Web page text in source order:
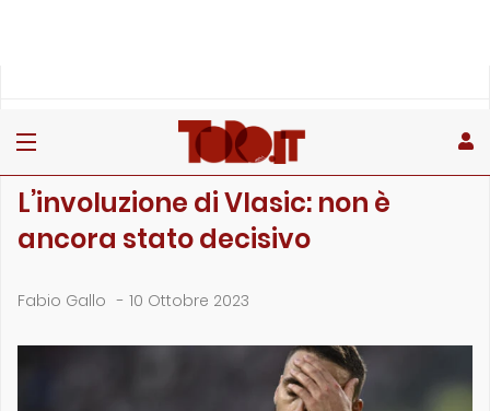
L’involuzione di Vlasic: non è
ancora stato decisivo
Fabio Gallo - 10 Ottobre 2023